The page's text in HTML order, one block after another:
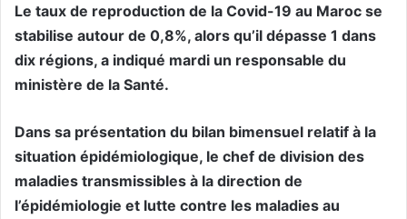
Le taux de reproduction de la Covid-19 au Maroc se
stabilise autour de 0,8%, alors qu’il dépasse 1 dans
dix régions, a indiqué mardi un responsable du
ministère de la Santé.
Dans sa présentation du bilan bimensuel relatif à la
situation épidémiologique, le chef de division des
maladies transmissibles à la direction de
l’épidémiologie et lutte contre les maladies au